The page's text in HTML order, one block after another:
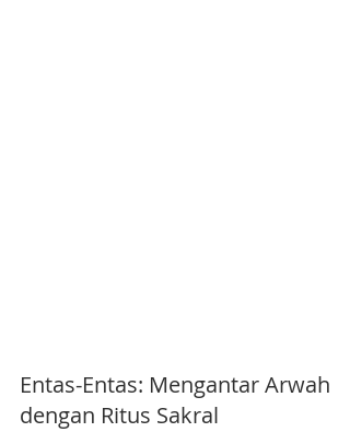
Entas-Entas: Mengantar Arwah
dengan Ritus Sakral